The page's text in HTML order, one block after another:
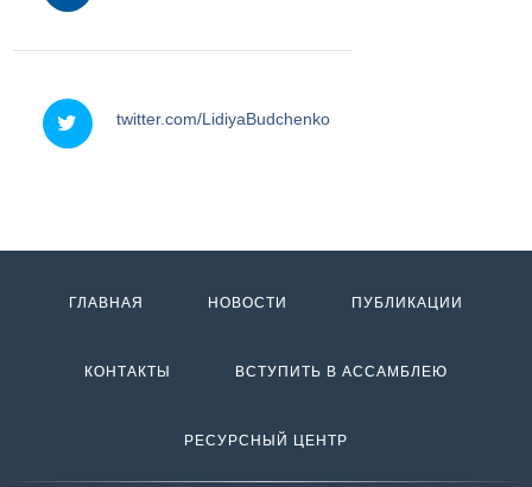
twitter.com/LidiyaBudchenko
ГЛАВНАЯ НОВОСТИ ПУБЛИКАЦИИ
КОНТАКТЫ ВСТУПИТЬ В АССАМБЛЕЮ
РЕСУРСНЫЙ ЦЕНТР